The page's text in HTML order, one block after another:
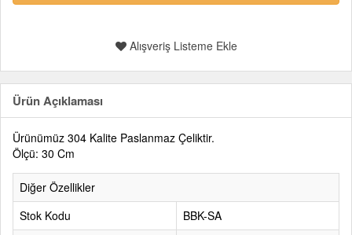
Alışveriş Listeme Ekle
Ürün Açıklaması
Ürünümüz 304 Kalite Paslanmaz Çeliktir.
Ölçü: 30 Cm
Diğer Özellikler
Stok Kodu
BBK-SA